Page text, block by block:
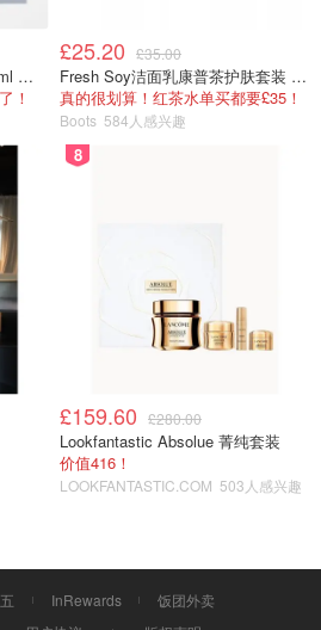
Ma Muang)
Lancome 小黑瓶精华套装 50ml 价值£162
！
£25.20 £35.00
Fresh Soy洁面乳康普茶护肤套装 100ml
真的很划算！红茶水单买都要£35！
Boots 584人感兴趣
8
£159.60 £280.00
Lookfantastic Absolue 菁纯套装
价值416！
LOOKFANTASTIC.COM 503人感兴趣
InRewards
饭团外卖